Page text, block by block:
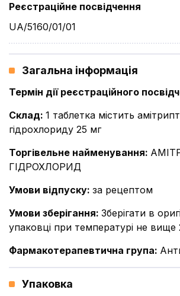
Реєстраційне посвідчення
UA/5160/01/01
Загальна інформація
Термін дії реєстраційного
Склад: 1 таблетка містить
гідрохлориду 25 мг
Торгівельне найменування:
ГІДРОХЛОРИД
Умови відпуску: за рецептом
Умови зберігання: Зберігати в
упаковці при температурі не вище
Фармакотерапевтична група:
Упаковка